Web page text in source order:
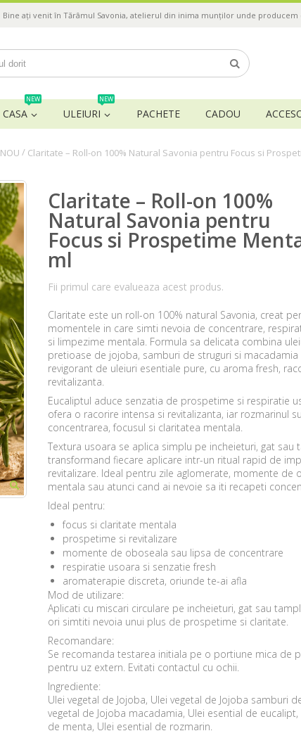
Bine ați venit în Tărâmul Savonia, atelierul din inima munților unde producem
CASA
NEW
ULEIURI
NEW
PACHETE CADOU
NOU / Claritate – Roll-on 100% Natural Savonia pentru Focus si
Claritate – Roll-on 100%
Natural Savonia pentru
Focus si Prospetime
ml
Fii primul care evalueaza acest produs.
Claritate este un roll-on 100% natural Savonia, creat
momentele in care simti nevoia de concentrare,
si limpezime mentala. Formula sa delicata combina
pretioase de jojoba, samburi de struguri si macadamia
revigorant de uleiuri esentiale pure, cu aroma fresh,
revitalizanta.
Eucaliptul aduce senzatia de prospetime si respiratie
ofera o racorire intensa si revitalizanta, iar rozmarinul
concentrarea, focusul si claritatea mentala.
Textura usoara se aplica simplu pe incheieturi, gat sau
transformand fiecare aplicare intr-un ritual rapid de
revitalizare. Ideal pentru zile aglomerate, momente de
mentala sau atunci cand ai nevoie sa iti recapeti
Ideal pentru:
focus si claritate mentala
prospetime si revitalizare
momente de oboseala sau lipsa de concentrare
respiratie usoara si senzatie fresh
aromaterapie discreta, oriunde te-ai afla
Mod de utilizare:
Aplicati cu miscari circulare pe incheieturi, gat sau
ori simtiti nevoia unui plus de prospetime si claritate.
Recomandare:
Se recomanda testarea initiala pe o portiune mica de
pentru uz extern. Evitati contactul cu ochii.
Ingrediente:
Ulei vegetal de Jojoba, Ulei vegetal de Jojoba samburi
vegetal de Jojoba macadamia, Ulei esential de eucalipt,
de menta, Ulei esential de rozmarin.